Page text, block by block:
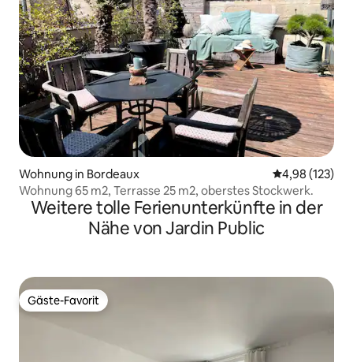
Wohnung in Bordeaux
4,98 (123)
Wohnung 65 m2, Terrasse 25 m2, oberstes Stockwerk.
Weitere tolle Ferienunterkünfte in der
Nähe von Jardin Public
Gäste-Favorit
Gäste-Favorit